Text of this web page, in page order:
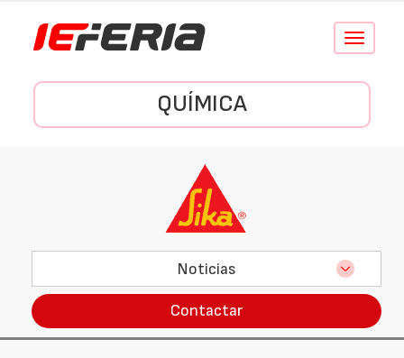
Conmutar
QUÍMICA
Noticias
Contactar